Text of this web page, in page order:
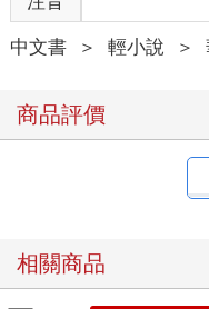
中文書 ＞ 輕小說 ＞
商品評價
相關商品